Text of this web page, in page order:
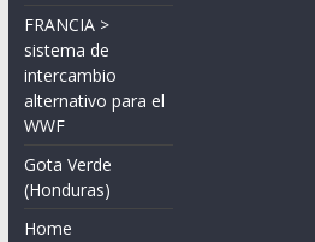
FRANCIA >
sistema de
intercambio
alternativo para el
WWF
Gota Verde
(Honduras)
Home